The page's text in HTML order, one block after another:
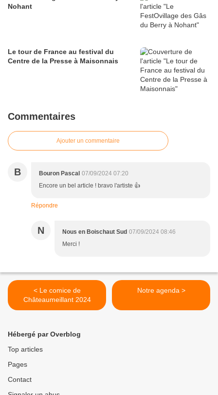
Nohant
Le tour de France au festival du
Centre de la Presse à Maisonnais
Commentaires
Ajouter un commentaire
B Bouron Pascal 07/09/2024 07:20
Encore un bel article ! bravo l'artiste 👍
Répondre
N Nous en Boischaut Sud 07/09/2024 08:46
Merci !
< Le comice de
Châteaumeillant 2024
Notre agenda >
Hébergé par Overblog
Top articles
Pages
Contact